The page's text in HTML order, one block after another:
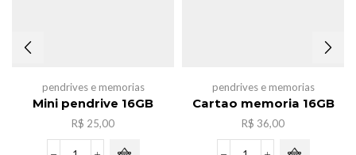
pendrives e memorias
Mini pendrive 16GB
R$ 25,00
pendrives e memorias
Cartao memoria 16GB
R$ 36,00